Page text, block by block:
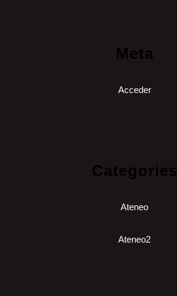
Meta
Acceder
Categories
Ateneo
Ateneo2